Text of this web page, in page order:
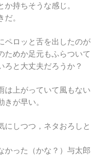
か持ちそうな感じ。
。
ペロッと舌を出したのが
ためか足元もふらついて
ろと大丈夫だろうか？
は上がっていて風もない
が早い。
にしつつ，ネタおろしと
かった（かな？）与太郎